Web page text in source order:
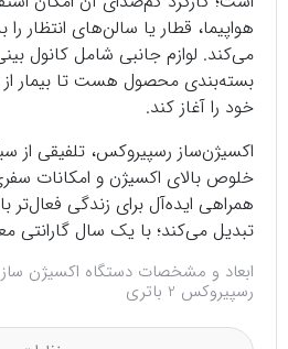
هواپیما، قطار یا سالن‌های انتظار
می‌کند. لوازم جانبی شامل کانول
بسته‌بندی محصول هست تا بیمار از
خود را آغاز کند.
اکسیژن‌ساز رسپیروکس، تلفیقی از
خلوص بالای اکسیژن و امکانات
همراهی ایده‌آل برای زندگی فعال‌تر
تبدیل می‌کند؛ با یک سال گارانتی
رسپیروکس 2 باتری